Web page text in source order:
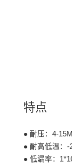
特点
● 耐压：4-
● 耐高低温：
● 低漏率：